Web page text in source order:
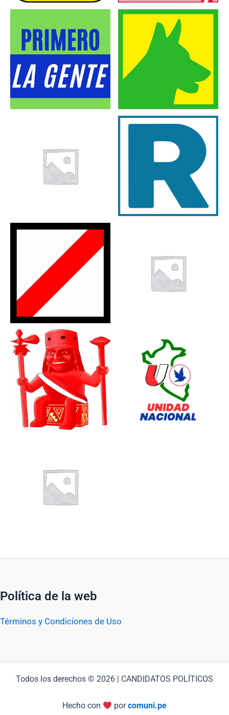
Política de la web
Términos y Condiciones de Uso
Todos los derechos © 2026 | CANDIDATOS POLÍTICOS
Hecho con porcomuni.pe